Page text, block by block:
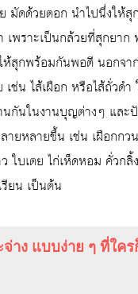
มัดด้วยตอก นำไปนึ่งให้สุ
เพราะเป็นกล้วยที่สุกยาก
ห้สุกพร้อมกันพอดี นอกจา
เช่น ไส้เผือก หรือไส้ถั่วด
กันในงานบุญต่างๆ และ
ายหลายขึ้น เช่น เผือกกว
ใบเตย ไก่เห็ดหอม คั่วกลิ้
ยน เป็นต้น
าง แบบง่าย ๆ ที่ใค